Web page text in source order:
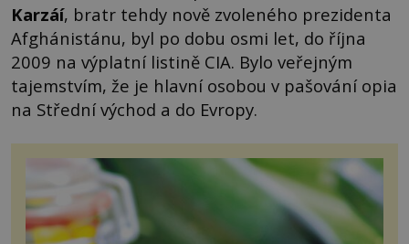
Karzáí, bratr tehdy nově zvoleného prezidenta
Afghánistánu, byl po dobu osmi let, do října
2009 na výplatní listině CIA. Bylo veřejným
tajemstvím, že je hlavní osobou v pašování opia
na Střední východ a do Evropy.